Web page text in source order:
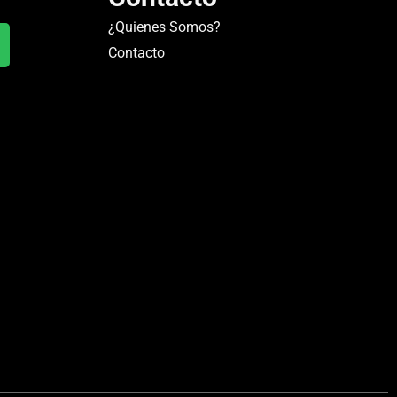
¿Quienes Somos?
Contacto